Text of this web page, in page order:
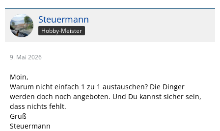
Steuermann
Hobby-Meister
9. Mai 2026
Moin,
Warum nicht einfach 1 zu 1 austauschen? Die Dinger
werden doch noch angeboten. Und Du kannst sicher sein,
dass nichts fehlt.
Gruß
Steuermann